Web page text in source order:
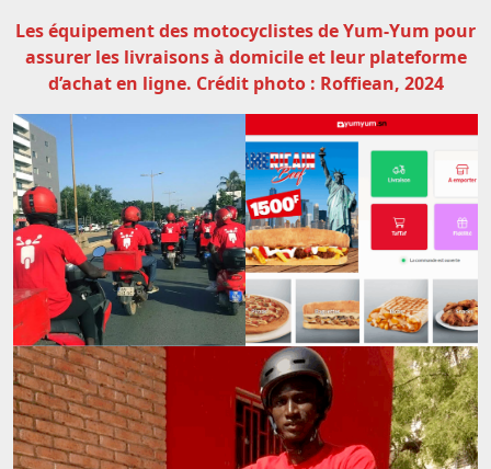
Les équipement des motocyclistes de Yum-Yum pour
assurer les livraisons à domicile et leur plateforme
d’achat en ligne. Crédit photo : Roffiean, 2024